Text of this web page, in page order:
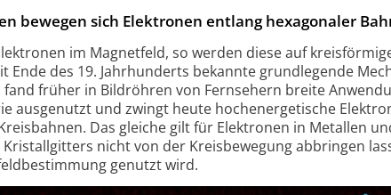
bewegen sich Elektronen entlang hexagonaler
im Magnetfeld, so werden diese auf
Ende des 19. Jahrhunderts bekannte grundlegende
früher in Bildröhren von Fernsehern breite
ausgenutzt und zwingt heute hochenergetische
Das gleiche gilt für Elektronen in Metallen
nicht von der Kreisbewegung abbringen
genutzt wird.